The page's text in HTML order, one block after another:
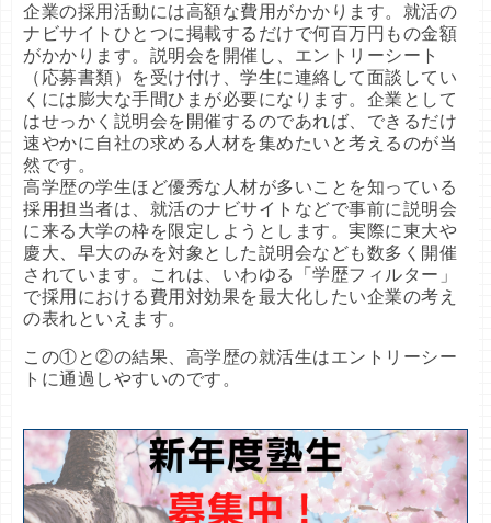
企業の採用活動には高額な費用がかかります。就活の
ナビサイトひとつに掲載するだけで何百万円もの金額
がかかります。説明会を開催し、エントリーシート
（応募書類）を受け付け、学生に連絡して面談してい
くには膨大な手間ひまが必要になります。企業として
はせっかく説明会を開催するのであれば、できるだけ
速やかに自社の求める人材を集めたいと考えるのが当
然です。
高学歴の学生ほど優秀な人材が多いことを知っている
採用担当者は、就活のナビサイトなどで事前に説明会
に来る大学の枠を限定しようとします。実際に東大や
慶大、早大のみを対象とした説明会なども数多く開催
されています。これは、いわゆる「学歴フィルター」
で採用における費用対効果を最大化したい企業の考え
の表れといえます。
この①と②の結果、高学歴の就活生はエントリーシー
トに通過しやすいのです。